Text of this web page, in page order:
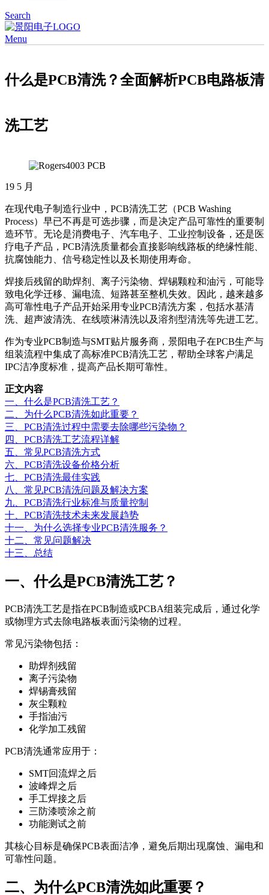
Search
Menu
什么是PCB清洗？全面解析PCB电路板清
洗工艺
19 5 月
在现代电子制造行业中，PCB清洗工艺（PCB Washing
Process）早已不再是可选步骤，而是决定产品可靠性的重要制
造环节。无论是消费电子、汽车电子、工业控制设备，还是医
疗电子产品，PCB清洗质量都会直接影响线路板的绝缘性能、
抗腐蚀能力、信号稳定性以及长期使用寿命。
焊接后残留的助焊剂、离子污染物、焊锡颗粒和油污，可能导
致电化学迁移、漏电流、短路甚至整机失效。因此，越来越多
高可靠性电子产品开始采用专业PCB清洗方案，包括水基清
洗、超声波清洗、在线喷淋清洗以及溶剂型清洗等先进工艺。
作为专业PCB制造与SMT贴片服务商，景阳电子在PCB生产与
组装流程中集成了高标准PCB清洗工艺，帮助全球客户满足
IPC洁净度标准，提高产品长期可靠性。
正文内容
一、什么是PCB清洗工艺？
二、为什么PCB清洗如此重要？
三、PCB清洗过程中需要去除哪些污染物？
四、PCB清洗工艺流程详解
五、常见PCB清洗方式
六、PCB清洗设备价格分析
七、PCB清洗最佳实践
八、常见PCB清洗问题及解决方案
九、PCB清洗行业标准与质量控制
十、PCB清洗技术未来发展趋势
十一、为什么选择专业PCB清洗服务？
十二、常见问题解决
十三、总结
一、什么是PCB清洗工艺？
PCB清洗工艺是指在PCB制造或PCBA组装完成后，通过化学
或物理方式去除电路板表面污染物的过程。
常见污染物包括：
助焊剂残留
离子污染物
焊锡膏残留
灰尘颗粒
手指油污
化学加工残留
PCB清洗通常应用于：
SMT回流焊之后
波峰焊之后
手工焊接之后
三防漆喷涂之前
功能测试之前
其核心目标是确保PCB表面洁净，避免后期出现腐蚀、漏电和
可靠性问题。
二、为什么PCB清洗如此重要？